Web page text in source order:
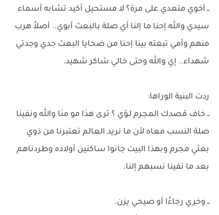
ــ أخوي متعدي على مرة؟ لا مستحيل أكيد تشابه أسماء
سيدي والله إحنا ما إلنا أي صلة بالبعث أبوي.. أصلاً هرب
منهم وأمي تبعته بينا إحنا من ضحايا البعث جدي وجدتي
شهداء.. إي والله وحتى خالي شاكر شهيد.
​ردت البنية الوراها:
ــ خاف قصدك المجرم لـؤي ؟ ترى هذا مو منا والله ونفينا
صلة النسب معاه لأن ما نريد العالم تعتبرنا من ذوي
بعثي مجرم وبهذا البيت جانوا ساكنين أولاده وطردناهم
بعد ما نفينا نسبهم إلنا.
ــ وخري رجاءًا أو صيحي يزن.